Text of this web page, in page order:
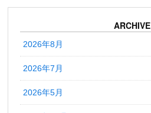
ARCHIVE
2026年8月
2026年7月
2026年5月